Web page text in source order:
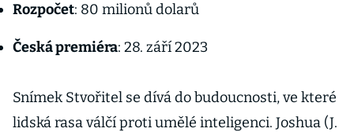
Rozpočet: 80 milionů dolarů
Česká premiéra: 28. září 2023
Snímek Stvořitel se dívá do budoucnosti, ve které
lidská rasa válčí proti umělé inteligenci. Joshua (J.